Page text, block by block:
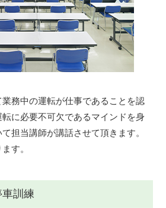
務中の運転が仕事であることを認
に必要不可欠であるマインドを身
担当講師が講話させて頂きます。
す。
訓練